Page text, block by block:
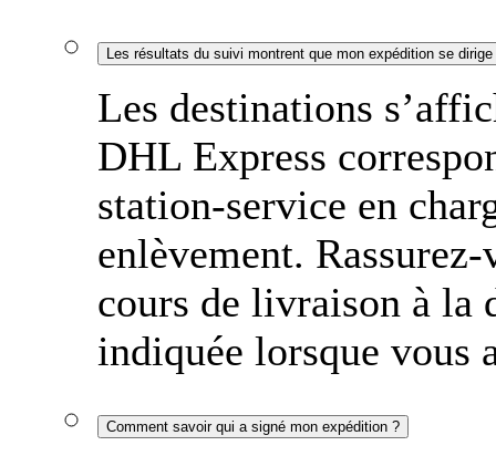
Les résultats du suivi montrent que mon expédition se
Les destinations
DHL Express
station-service en
enlèvement.
cours de livraison à la
indiquée lorsque vous
Comment savoir qui a signé mon expédition ?